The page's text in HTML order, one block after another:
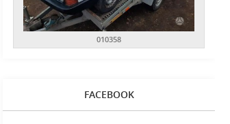
010358
FACEBOOK